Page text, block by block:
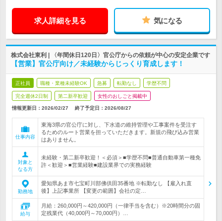
求人詳細を見る 気になる
株式会社東利 | 〈年間休日120日〉官公庁からの依頼が中心の安定企業です
【営業】官公庁向け／未経験からじっくり育成します！
正社員 職種・業種未経験OK 急募 転勤なし 学歴不問
完全週休2日制 第二新卒歓迎 女性のおしごと掲載中
情報更新日：2026/02/27 終了予定日： 2026/08/27
仕事内容
東海3県の官公庁に対し、下水道の維持管理や工事案件を受注す
るためのルート営業を担っていただきます。新規の飛び込み営業
はありません。
対象と
なる方
未経験・第二新卒歓迎！＜必須＞■学歴不問■普通自動車第一種免
許＜歓迎＞■営業経験■建設業界での実務経験
勤務地
愛知県あま市七宝町川部佛供田35番地 ※転勤なし 【雇入れ直
後】上記事業所 【変更の範囲】会社の定…
給与
月給：260,000円～420,000円（一律手当を含む）※20時間分の固
定残業代（40,000円～70,000円）…